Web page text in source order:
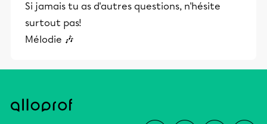
Si jamais tu as d'autres questions, n'hésite
surtout pas!
Mélodie 🎶